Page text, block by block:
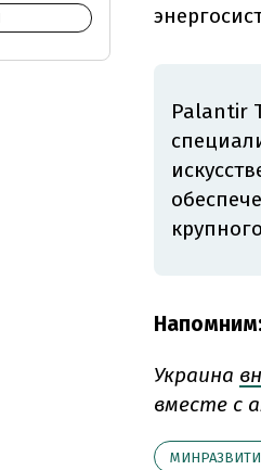
Palantir
Напомним:
Украина
вместе с